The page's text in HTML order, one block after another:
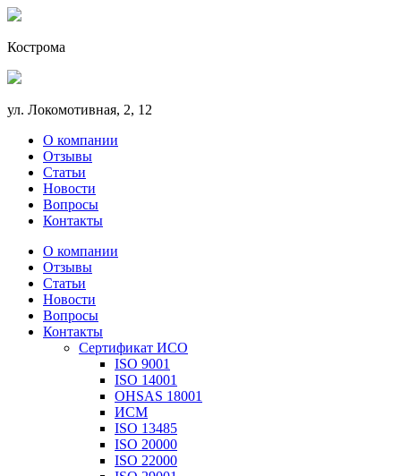
Кострома
ул. Локомотивная, 2, 12
О компании
Отзывы
Статьи
Новости
Вопросы
Контакты
О компании
Отзывы
Статьи
Новости
Вопросы
Контакты
Сертификат ИСО
ISO 9001
ISO 14001
OHSAS 18001
ИСМ
ISO 13485
ISO 20000
ISO 22000